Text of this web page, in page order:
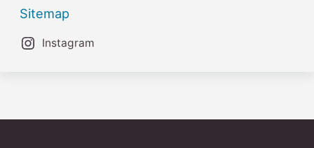
Sitemap
Instagram